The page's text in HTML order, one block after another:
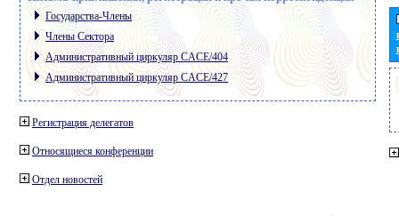
Государства-Члены
Члены Сектора
Административный циркуляр CACE/404
Административный циркуляр CACE/427
Регистрация делегатов
Относящиеся конференции
Отдел новостей